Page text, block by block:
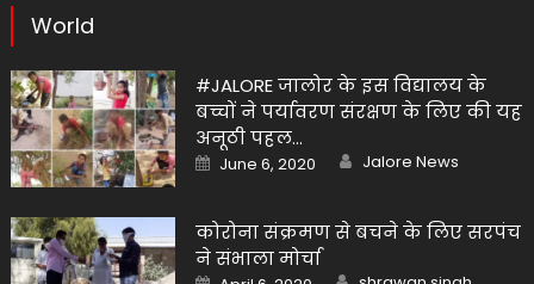
World
#JALORE जालोर के इस विद्यालय के
बच्चों ने पर्यावरण संरक्षण के लिए की यह
अनूठी पहल…
Posted
on
June 6, 2020 Author
Jalore News
कोरोना संक्रमण से बचने के लिए सरपंच
ने संभाला मोर्चा
Posted Author